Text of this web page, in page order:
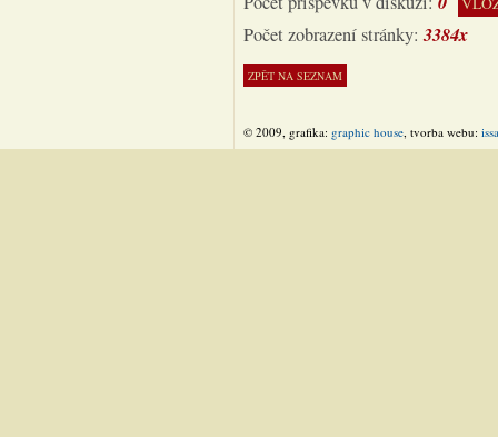
Počet zobrazení stránky:3384x
© 2009, grafika: graphic house, tvorba webu: